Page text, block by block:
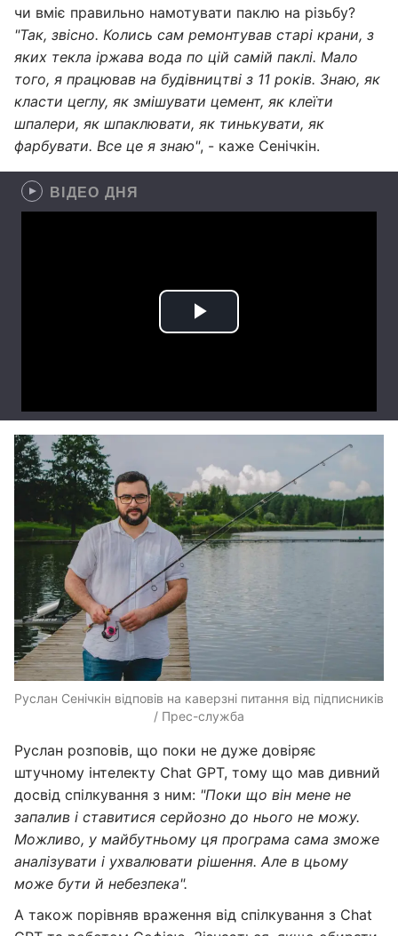
чи вміє правильно намотувати паклю на різьбу?
"Так, звісно. Колись сам ремонтував старі крани, з
яких текла іржава вода по цій самій паклі. Мало
того, я працював на будівництві з 11 років. Знаю, як
класти цеглу, як змішувати цемент, як клеїти
шпалери, як шпаклювати, як тинькувати, як
фарбувати. Все це я знаю", - каже Сенічкін.
ВІДЕО ДНЯ
Руслан Сенічкін відповів на каверзні питання від підписників
/ Прес-служба
Руслан розповів, що поки не дуже довіряє
штучному інтелекту Chat GPT, тому що мав дивний
досвід спілкування з ним: "Поки що він мене не
запалив і ставитися серйозно до нього не можу.
Можливо, у майбутньому ця програма сама зможе
аналізувати і ухвалювати рішення. Але в цьому
може бути й небезпека".
А також порівняв враження від спілкування з Chat